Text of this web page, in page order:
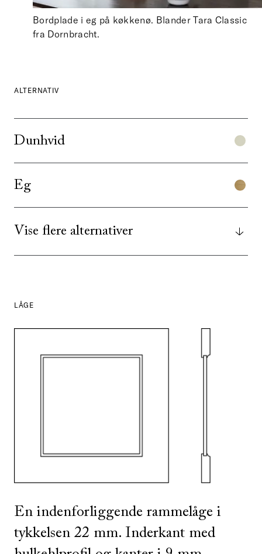
Bordplade i eg på køkkenø. Blander Tara Classic
fra Dornbracht.
ALTERNATIV
Dunhvid
Eg
Vise flere alternativer
LÅGE
En indenforliggende rammelåge i
tykkelsen 22 mm. Inderkant med